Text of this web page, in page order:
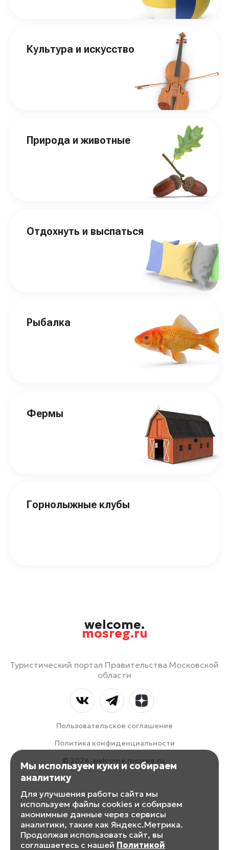
Культура и искусство
Природа и животные
Отдохнуть и выспаться
Рыбалка
Фермы
Горнолыжные клубы
welcome.
mosreg.ru
Туристический портал Правительства Московской
области
Пользовательское соглашение
Политика конфиденциальности
© 2026, welcome.mosreg.ru.
Мы используем куки и собираем
аналитику
Для улучшения работы сайта мы
используем файлы cookies и собираем
анонимные данные через сервисы
аналитики, такие как Яндекс.Метрика.
Продолжая использовать сайт, вы
соглашаетесь с нашей Политикой